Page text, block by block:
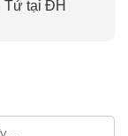
Tử tại ĐH